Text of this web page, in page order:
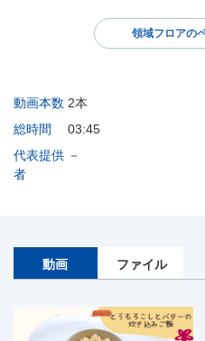
動画本数 2本
総時間
03:45
代表提供
者
－
領域フロアの
動画 ファイル